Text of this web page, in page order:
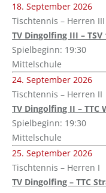
18. September 2026
Tischtennis – Herren III
TV Dingolfing III –
Spielbeginn: 19:30
Mittelschule
24. September 2026
Tischtennis – Herren II
TV Dingolfing II – TTC
Spielbeginn: 19:30
Mittelschule
25. September 2026
Tischtennis – Herren I
TV Dingolfing – TTC